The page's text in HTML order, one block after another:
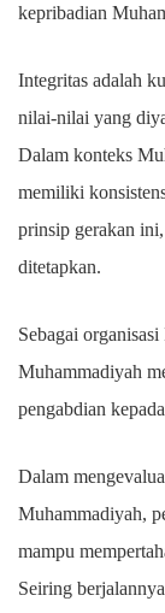
kepribadian
Integritas adalah
nilai-nilai yang
Dalam konteks
memiliki
prinsip gerakan
ditetapkan.
Sebagai
Muhammadiyah
pengabdian
Dalam
Muhammadiyah,
mampu
Seiring